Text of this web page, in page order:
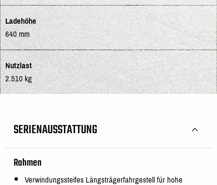
Ladehöhe
640 mm
Nutzlast
2.510 kg
SERIENAUSSTATTUNG
Rahmen
Verwindungssteifes Längsträgerfahrgestell für hohe